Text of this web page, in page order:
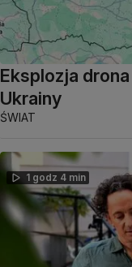
Eksplozja
Ukrainy
ŚWIAT
1 godz 4 min